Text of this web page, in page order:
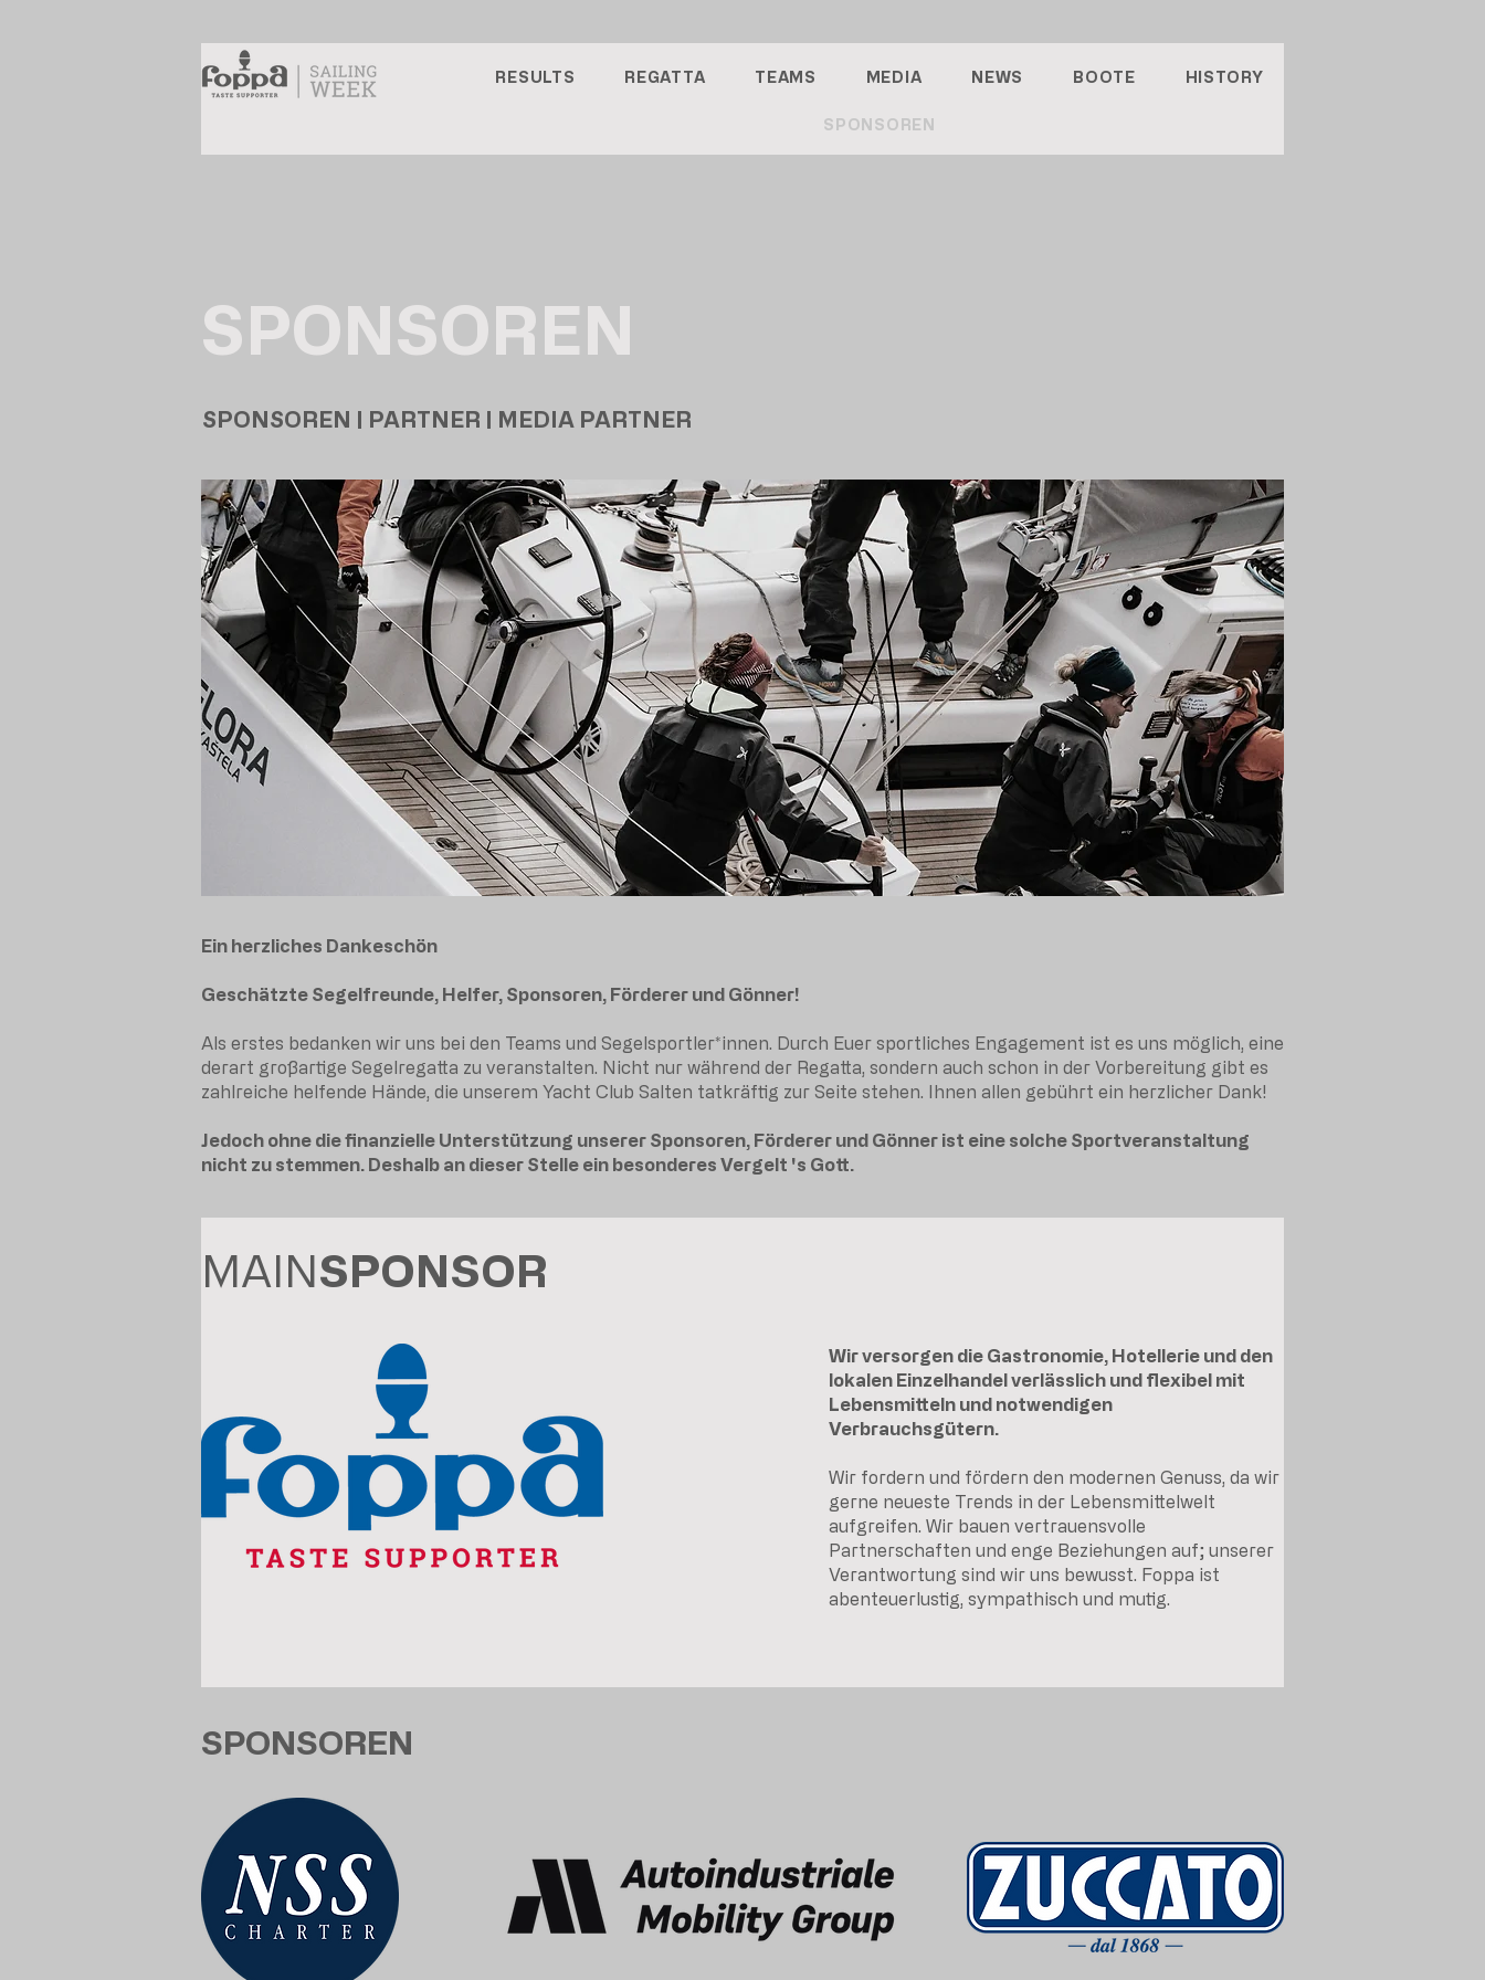
RESULTS REGATTA TEAMS MEDIA NEWS BOOTE HISTORY
SPONSOREN
SPONSOREN
SPONSOREN | PARTNER | MEDIA PARTNER
Ein herzliches Dankeschön
Geschätzte Segelfreunde, Helfer, Sponsoren, Förderer und Gönner!
Als erstes bedanken wir uns bei den Teams und Segelsportler*innen. Durch Euer sportliches Engagement ist es uns möglich, eine
derart großartige Segelregatta zu veranstalten. Nicht nur während der Regatta, sondern auch schon in der Vorbereitung gibt es
zahlreiche helfende Hände, die unserem Yacht Club Salten tatkräftig zur Seite stehen. Ihnen allen gebührt ein herzlicher Dank!
Jedoch ohne die finanzielle Unterstützung unserer Sponsoren, Förderer und Gönner ist eine solche Sportveranstaltung
nicht zu stemmen. Deshalb an dieser Stelle ein besonderes Vergelt 's Gott.
MAINSPONSOR
Wir versorgen die Gastronomie, Hotellerie und den
lokalen Einzelhandel verlässlich und flexibel mit
Lebensmitteln und notwendigen
Verbrauchsgütern.
Wir fordern und fördern den modernen Genuss, da wir
gerne neueste Trends in der Lebensmittelwelt
aufgreifen. Wir bauen vertrauensvolle
Partnerschaften und enge Beziehungen auf; unserer
Verantwortung sind wir uns bewusst. Foppa ist
abenteuerlustig, sympathisch und mutig.
SPONSOREN